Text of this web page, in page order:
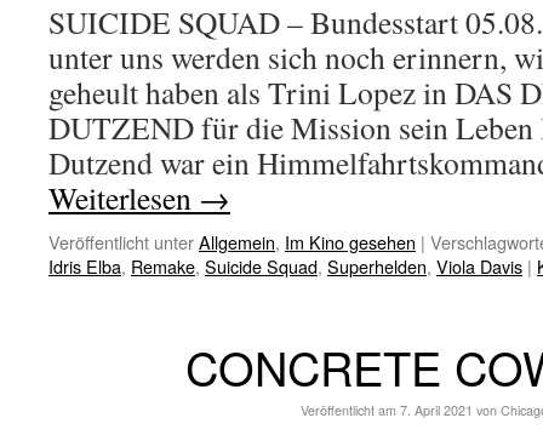
SUICIDE SQUAD – Bundesstart
unter uns werden sich noch erinnern,
geheult haben als Trini Lopez in DAS
DUTZEND für die Mission sein Leben
Dutzend war ein
Weiterlesen →
Veröffentlicht unterAllgemein, Im Kino gesehen |
Idris Elba, Remake, Suicide Squad, Superhelden, Viola Davis |
CONCRETE
Veröffentlicht am 7. April 2021 von